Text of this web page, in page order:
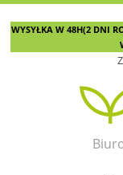
WYSYŁKA W 48H(2 DNI